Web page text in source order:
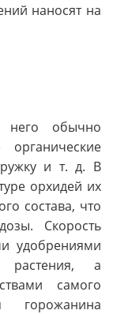
наносят на
обычно
и т. д. В
орхидей их
состава, что
Скорость
удобрениями
растения, а
самого